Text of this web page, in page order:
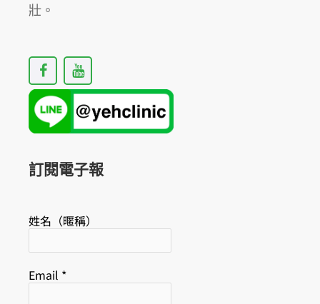
壯。
F
a
c
e
b
o
k
Y
o
u
t
u
b
訂閱電子報
姓名（暱稱）
Email *